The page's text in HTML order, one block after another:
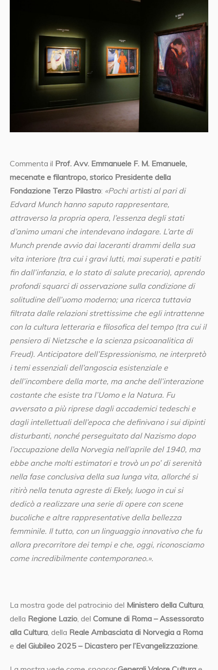
Commenta il Prof. Avv. Emmanuele F. M. Emanuele,
mecenate e filantropo, storico Presidente della
Fondazione Terzo Pilastro: «Pochi artisti al pari di
Edvard Munch hanno saputo rappresentare,
attraverso la propria opera, l’essenza degli stati
d’animo umani che intendevano indagare. L’arte di
Munch prende avvio dai laceranti drammi della sua
vita interiore (tra cui i gravi lutti, mai superati e patiti
fin dall’infanzia, e lo stato di salute precario), aprendo
profondi squarci di osservazione sulla condizione di
solitudine dell’uomo moderno; una ricerca tuttavia
filtrata dalle relazioni strettissime che egli intrattenne
con la cultura letteraria e filosofica del tempo (tra cui il
pensiero di Nietzsche e la scienza psicoanalitica di
Freud). Anticipatore dell’Espressionismo, ne interpretò
i temi essenziali dell’angoscia esistenziale e
dell’incombere della morte, ma anche dell’interazione
costante che esiste tra l’Uomo e la Natura. Fu
avversato a più riprese dagli accademici tedeschi e
dagli intellettuali dell’epoca che definivano i sui dipinti
disturbanti, nonché perseguitato dal Nazismo dopo
l’occupazione della Norvegia nell’aprile del 1940, ma
ebbe anche molti estimatori e trovò un po’ di serenità
nella fase conclusiva della sua lunga vita, allorché si
ritirò nella tenuta agreste di Ekely, luogo in cui si
dedicò a realizzare una serie di opere con scene
bucoliche e altre rappresentative della bellezza
femminile. Il tutto, con un linguaggio innovativo che fu
allora precorritore dei tempi e che, oggi, riconosciamo
come incredibilmente contemporaneo.».
La mostra gode del patrocinio del Ministero della Cultura,
della Regione Lazio, del Comune di Roma – Assessorato
alla Cultura, della Reale Ambasciata di Norvegia a Roma
e del Giubileo 2025 – Dicastero per l’Evangelizzazione.